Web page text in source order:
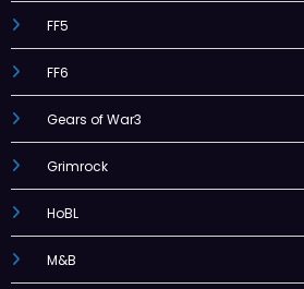
FF5
FF6
Gears of War3
Grimrock
HoBL
M&B